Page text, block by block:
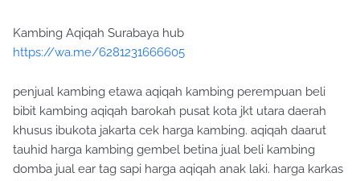
https://wa.me/6281231666605
bibit kambing aqiqah barokah pusat kota jkt utara daerah
khusus ibukota jakarta cek harga kambing. aqiqah daarut
tauhid harga kambing gembel betina jual beli kambing
domba jual ear tag sapi harga aqiqah anak laki. harga karkas
kambing harga hewan qurban 2019 biaya akikah anak laki